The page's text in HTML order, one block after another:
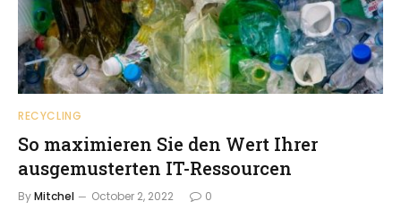
RECYCLING
So maximieren Sie den Wert Ihrer
ausgemusterten IT-Ressourcen
ByMitchel October 2, 2022 0